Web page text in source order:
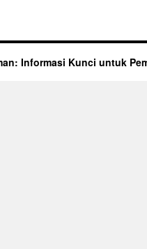
Informasi Kunci untuk